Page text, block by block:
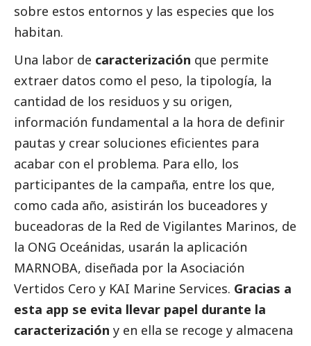
sobre estos entornos y las especies que los
habitan.
Una labor de caracterización que permite
extraer datos como el peso, la tipología, la
cantidad de los residuos y su origen,
información fundamental a la hora de definir
pautas y crear soluciones eficientes para
acabar con el problema. Para ello, los
participantes de la campaña, entre los que,
como cada año, asistirán los buceadores y
buceadoras de la Red de Vigilantes Marinos, de
la ONG Oceánidas, usarán la aplicación
MARNOBA, diseñada por la Asociación
Vertidos Cero y KAI Marine Services. Gracias a
esta app se evita llevar papel durante la
caracterización y en ella se recoge y almacena